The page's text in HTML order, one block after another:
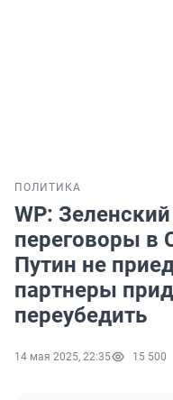
ПОЛИТИКА
WP:
переговоры в
Путин не
партнеры
переубедить
14 мая 2025, 22:35 15 500